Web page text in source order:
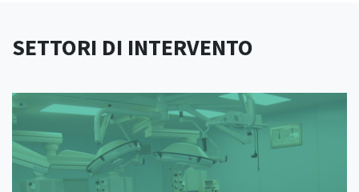
SETTORI DI INTERVENTO